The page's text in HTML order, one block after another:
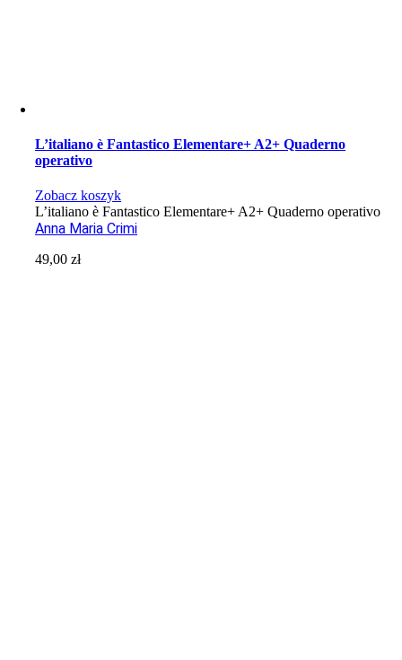
L’italiano è Fantastico Elementare+ A2+ Quaderno
operativo
Zobacz koszyk
L’italiano è Fantastico Elementare+ A2+ Quaderno operativo
Anna Maria Crimi
49,00zł